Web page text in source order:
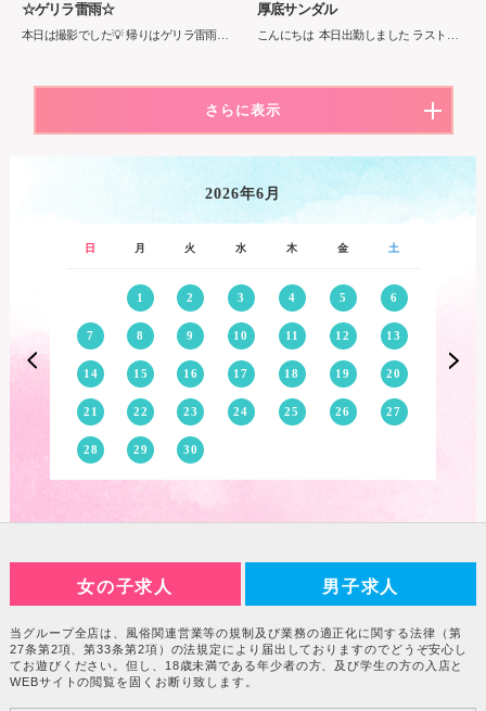
☆ゲリラ雷雨☆
本日は撮影でした💡 帰りはゲリラ雷雨で大変☔💦 傘さしてても濡れる濡れる…😅
厚底サンダル
さらに表示
2026年6月
日 月 火 水 木 金 土
1 2 3 4 5 6
7 8 9 10 11 12 13
14 15 16 17 18 19 20
21 22 23 24 25 26 27
28 29 30
女の子求人 男子求人
当グループ全店は、風俗関連営業等の規制及び業務の適正化に関する法律（第
27条第2項、第33条第2項）の法規定により届出しておりますのでどうぞ安心し
てお遊びください。但し、18歳未満である年少者の方、及び学生の方の入店と
WEBサイトの閲覧を固くお断り致します。